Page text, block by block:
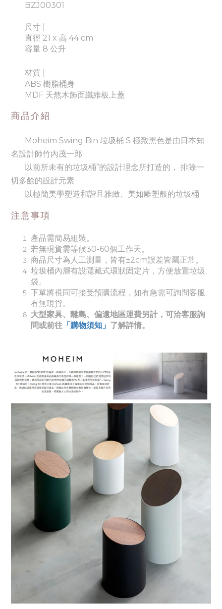
BZJ00301
尺寸 |
直徑 21 x 高 44 cm
容量 8 公升
材質 |
ABS 樹脂桶身
MDF 天然木飾面纖維板上蓋
商品介紹
Moheim Swing Bin 垃圾桶 S 極致黑色是由日本知
名設計師竹內茂一郎
以前所未有的垃圾桶”的設計理念所打造的， 排除一
切多餘的設計元素
以極簡美學塑造和諧且雅緻、美如雕塑般的垃圾桶
注意事項
產品需簡易組裝。
若無現貨需等候30-60個工作天。
商品尺寸為人工測量，皆有±2cm誤差皆屬正常。
垃圾桶內層有設隱藏式環狀固定片，方便放置垃圾
袋。
下單將視同可接受預購流程，如有急需可詢問客服
有無現貨。
大型家具、離島、偏遠地區運費另計，可洽客服詢
問或前往 「購物須知」 了解詳情。